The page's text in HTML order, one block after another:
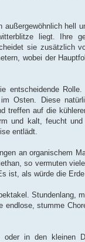
hell
liegt. Ihre
sie zusätzlich
wobei der
entscheidende
Osten. Diese
treffen auf die
und kalt, feucht
entlädt.
an organischem
so vermuten
ist, als würde die
Stundenlang,
stumme
in den kleinen